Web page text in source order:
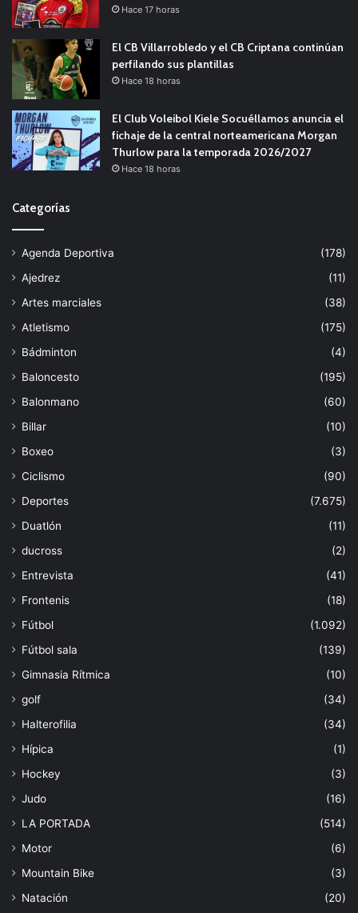
Hace 17 horas
El CB Villarrobledo y el CB Criptana continúan
perfilando sus plantillas
Hace 18 horas
El Club Voleibol Kiele Socuéllamos anuncia el
fichaje de la central norteamericana Morgan
Thurlow para la temporada 2026/2027
Hace 18 horas
Categorías
Agenda Deportiva
(178)
Ajedrez
(11)
Artes marciales
(38)
Atletismo
(175)
Bádminton
(4)
Baloncesto
(195)
Balonmano
(60)
Billar
(10)
Boxeo
(3)
Ciclismo
(90)
Deportes
(7.675)
Duatlón
(11)
ducross
(2)
Entrevista
(41)
Frontenis
(18)
Fútbol
(1.092)
Fútbol sala
(139)
Gimnasia Rítmica
(10)
golf
(34)
Halterofilia
(34)
Hípica
(1)
Hockey
(3)
Judo
(16)
LA PORTADA
(514)
Motor
(6)
Mountain Bike
(3)
Natación
(20)